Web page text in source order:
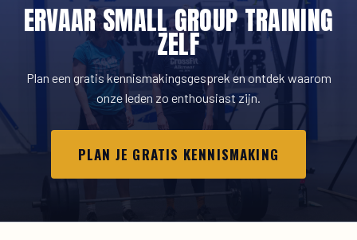
ERVAAR SMALL GROUP TRAINING
ZELF
Plan een gratis kennismakingsgesprek en ontdek waarom
onze leden zo enthousiast zijn.
PLAN JE GRATIS KENNISMAKING